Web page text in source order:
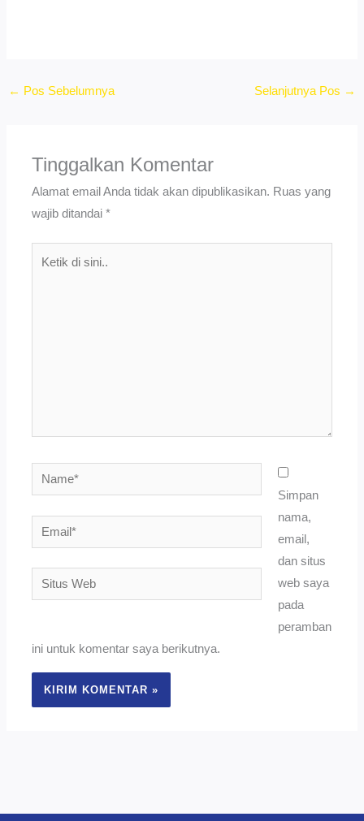
← Pos Sebelumnya Selanjutnya Pos →
Tinggalkan Komentar
Alamat email Anda tidak akan dipublikasikan. Ruas yang
wajib ditandai*
Name*
Email*
Situs
Web
Simpan
nama,
email,
dan situs
web saya
pada
peramban
ini untuk komentar saya berikutnya.